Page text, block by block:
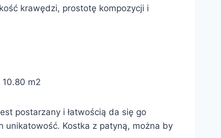
krawędzi, prostotę kompozycji i
m2
postarzany i łatwością da się go
Kostka z patyną, można by